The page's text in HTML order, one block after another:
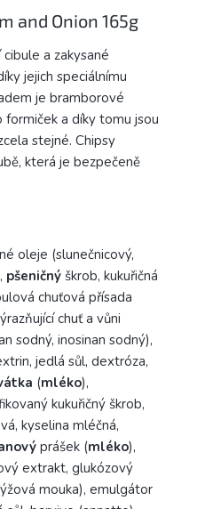
and Onion 165g
a zakysané
jejich speciálnímu
je bramborové
a díky tomu jsou
stejné. Chipsy
která je bezpečeně
oleje (slunečnicový,
pšeničný škrob, kukuřičná
chuťová přísada
chuť a vůni
sodný, inosinan sodný),
jedlá sůl, dextróza,
(mléko),
kukuřičný škrob,
kyselina mléčná,
prášek (mléko),
extrakt, glukózový
mouka), emulgátor